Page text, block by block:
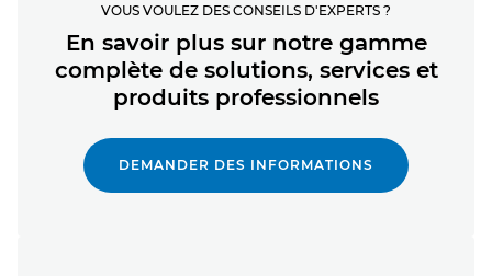
VOUS VOULEZ DES CONSEILS D'EXPERTS ?
En savoir plus sur notre gamme
complète de solutions, services et
produits professionnels
DEMANDER DES INFORMATIONS